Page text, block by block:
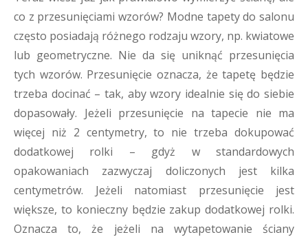
co z przesunięciami wzorów? Modne tapety do salonu
często posiadają różnego rodzaju wzory, np. kwiatowe
lub geometryczne. Nie da się uniknąć przesunięcia
tych wzorów. Przesunięcie oznacza, że tapetę będzie
trzeba docinać – tak, aby wzory idealnie się do siebie
dopasowały. Jeżeli przesunięcie na tapecie nie ma
więcej niż 2 centymetry, to nie trzeba dokupować
dodatkowej rolki – gdyż w standardowych
opakowaniach zazwyczaj doliczonych jest kilka
centymetrów. Jeżeli natomiast przesunięcie jest
większe, to konieczny będzie zakup dodatkowej rolki.
Oznacza to, że jeżeli na wytapetowanie ściany